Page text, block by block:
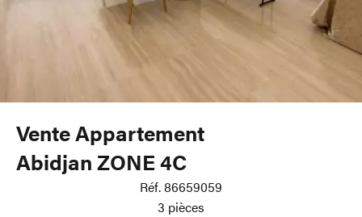
Vente Appartement
Abidjan ZONE 4C
Réf. 86659059
3 pièces